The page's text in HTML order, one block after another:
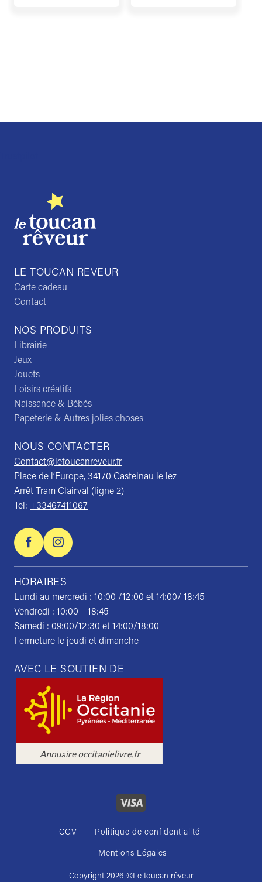
NOS PRODUITS
Librairie
Jeux
Jouets
Loisirs créatifs
Naissance & Bébés
Papeterie & Autres jolies choses
NOUS CONTACTER
Contact@letoucanreveur.fr
Place de l’Europe, 34170 Castelnau le lez
Arrêt Tram Clairval (ligne 2)
Tel: +33467411067
HORAIRES
Lundi au mercredi : 10:00 /12:00 et 14:00/ 18:45
Vendredi : 10:00 – 18:45
Samedi : 09:00/12:30 et 14:00/18:00
Fermeture le jeudi et dimanche
LE TOUCAN REVEUR
Carte cadeau
Contact
AVEC LE SOUTIEN DE
CGV Politique de confidentialité
Mentions Légales
Copyright 2026 ©Le toucan rêveur